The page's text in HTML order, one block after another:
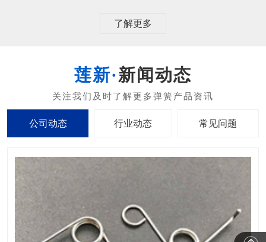
了解更多
新闻动态
公司动态 行业动态 常见问题